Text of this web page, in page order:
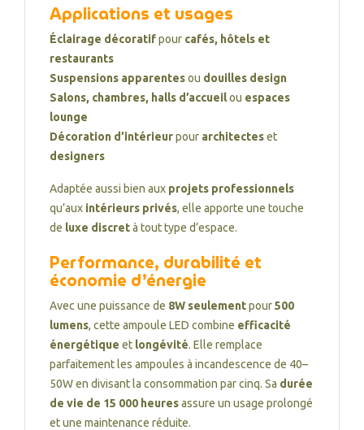
Applications et usages
Éclairage décoratifpour cafés, hôtels et
restaurants
Suspensions apparentesou douilles design
Salons, chambres, halls d’accueilou espaces
lounge
Décoration d’intérieurpour architecteset
designers
Adaptée aussi bien aux projets professionnels
qu’aux intérieurs privés, elle apporte une touche
de luxe discretà tout type d’espace.
Performance, durabilité et
économie d’énergie
Avec une puissance de 8W seulementpour500
lumens, cette ampoule LED combine efficacité
énergétique et longévité. Elle remplace
parfaitement les ampoules à incandescence de 40–
50W en divisant la consommation par cinq. Sa durée
de vie de 15 000 heuresassure un usage prolongé
et une maintenance réduite.